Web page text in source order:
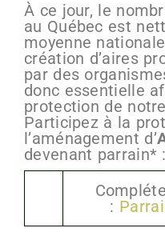
À ce jour, le
au Québec est
moyenne
création d’aires
par des
donc essentielle
protection de
Participez à la
l’aménagement d’
devenant parrain* :
: